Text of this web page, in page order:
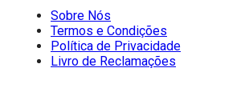
Sobre Nós
Termos e Condições
Política de Privacidade
Livro de Reclamações